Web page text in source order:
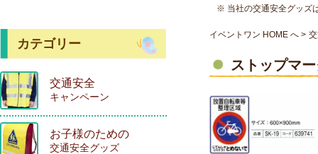
※ 当社の交通安全グッズ
イベントワン HOME へ
ストップマ
カテゴリー
交通安全
キャンペーン
お子様のための
交通安全グッズ